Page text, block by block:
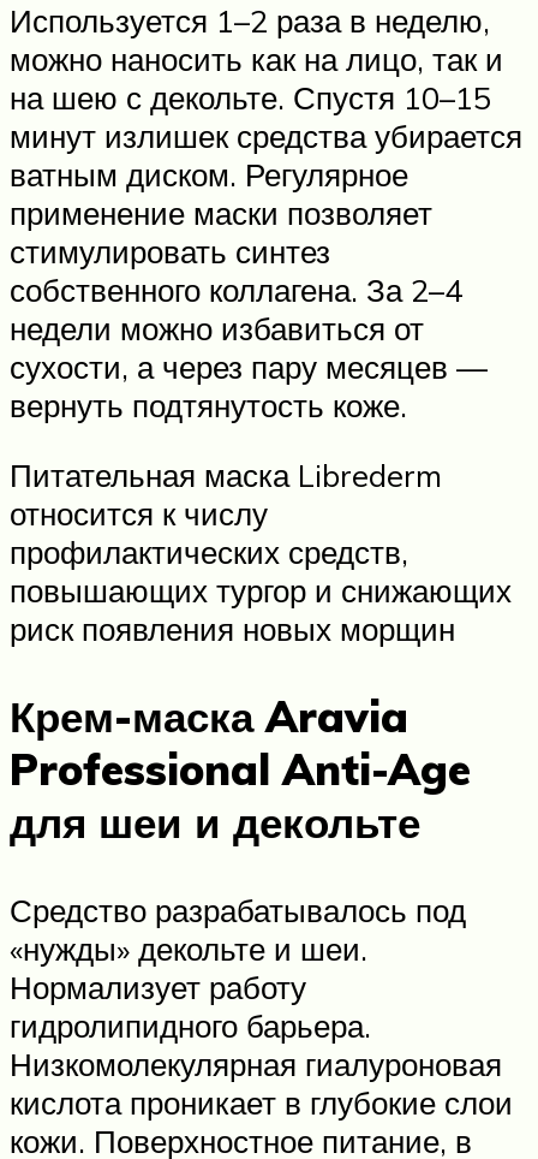
Используется 1–2 раза в неделю,
можно наносить как на лицо, так и
на шею с декольте. Спустя 10–15
минут излишек средства убирается
ватным диском. Регулярное
применение маски позволяет
стимулировать синтез
собственного коллагена. За 2–4
недели можно избавиться от
сухости, а через пару месяцев —
вернуть подтянутость коже.
Питательная маска Librederm
относится к числу
профилактических средств,
повышающих тургор и снижающих
риск появления новых морщин
Крем-маска Aravia
Professional Anti-Age
для шеи и декольте
Средство разрабатывалось под
«нужды» декольте и шеи.
Нормализует работу
гидролипидного барьера.
Низкомолекулярная гиалуроновая
кислота проникает в глубокие слои
кожи. Поверхностное питание, в